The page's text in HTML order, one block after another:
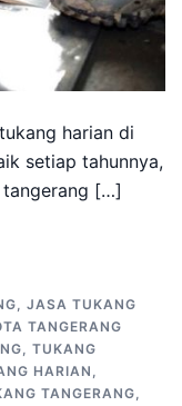
harian di
setiap tahunnya,
[…]
, JASA TUKANG
TANGERANG
, TUKANG
HARIAN ,
TANGERANG,